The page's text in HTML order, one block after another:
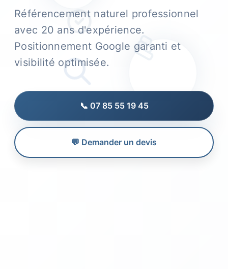
Référencement naturel professionnel
avec 20 ans d'expérience.
Positionnement Google garanti et
visibilité optimisée.
📞 07 85 55 19 45
💬 Demander un devis